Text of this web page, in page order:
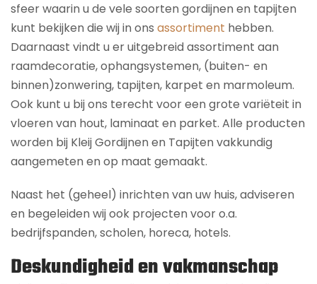
sfeer waarin u de vele soorten gordijnen en tapijten
kunt bekijken die wij in ons assortiment hebben.
Daarnaast vindt u er uitgebreid assortiment aan
raamdecoratie, ophangsystemen, (buiten- en
binnen)zonwering, tapijten, karpet en marmoleum.
Ook kunt u bij ons terecht voor een grote variëteit in
vloeren van hout, laminaat en parket. Alle producten
worden bij Kleij Gordijnen en Tapijten vakkundig
aangemeten en op maat gemaakt.
Naast het (geheel) inrichten van uw huis, adviseren
en begeleiden wij ook projecten voor o.a.
bedrijfspanden, scholen, horeca, hotels.
Deskundigheid en vakmanschap